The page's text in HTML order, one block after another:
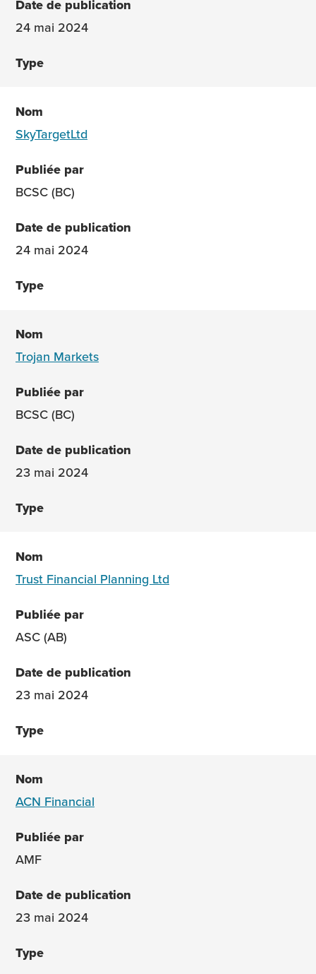
24 mai 2024
SkyTargetLtd
BCSC (BC)
24 mai 2024
Trojan Markets
BCSC (BC)
23 mai 2024
Trust Financial Planning Ltd
ASC (AB)
23 mai 2024
ACN Financial
AMF
23 mai 2024